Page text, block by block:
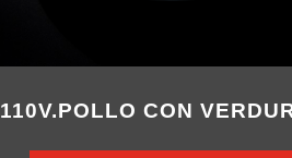
110V.POLLO CON